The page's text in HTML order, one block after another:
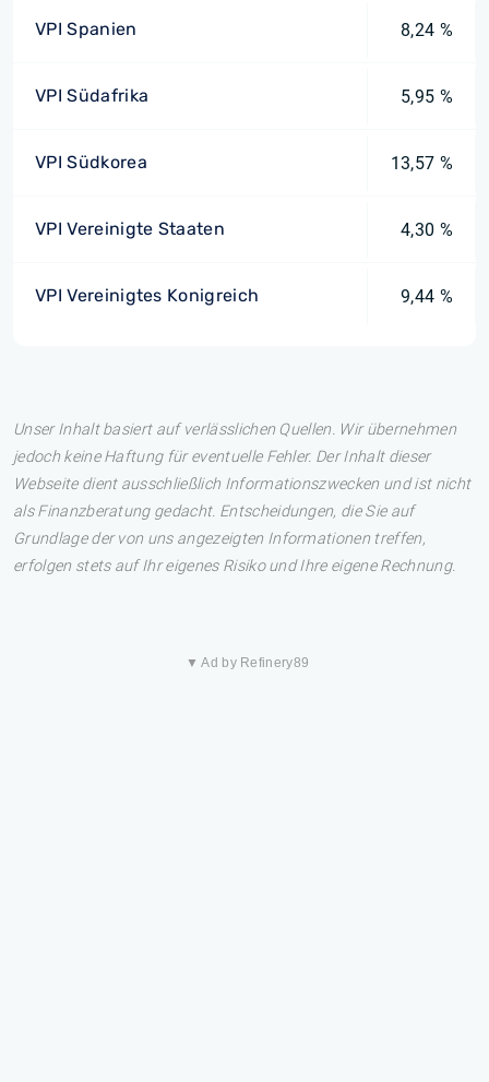
VPI Spanien 8,24 %
VPI Südafrika 5,95 %
VPI Südkorea 13,57 %
VPI Vereinigte Staaten 4,30 %
VPI Vereinigtes Konigreich 9,44 %
Unser Inhalt basiert auf verlässlichen Quellen. Wir übernehmen
jedoch keine Haftung für eventuelle Fehler. Der Inhalt dieser
Webseite dient ausschließlich Informationszwecken und ist nicht
als Finanzberatung gedacht. Entscheidungen, die Sie auf
Grundlage der von uns angezeigten Informationen treffen,
erfolgen stets auf Ihr eigenes Risiko und Ihre eigene Rechnung.
▼ Ad by Refinery89